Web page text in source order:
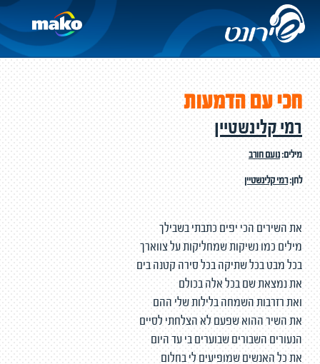
חכי עם הדמעות
רמי קלינשטיין
מילים:נועם חורב
לחן:רמי קלינשטיין
את השירים הכי יפים כתבתי בשבילך
מילים כמו נשיקות שמחליקות על צווארך
בכל מבט בכל שתיקה בכל סירה קטנה בים
את נמצאת שם בכל אלה בכולם
ואת רזרבות השמחה בלילות שלי ההם
את השיר ההוא שפעם לא הצלחתי לסיים
הנעורים השבורים שבוערים בי עד היום
את כל האנשים שמופיעים לי בחלום